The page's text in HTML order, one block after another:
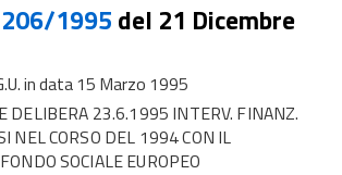
1995 del 21 Dicembre
in data 15 Marzo 1995
DELIBERA 23.6.1995 INTERV. FINANZ.
NEL CORSO DEL 1994 CON IL
SOCIALE EUROPEO